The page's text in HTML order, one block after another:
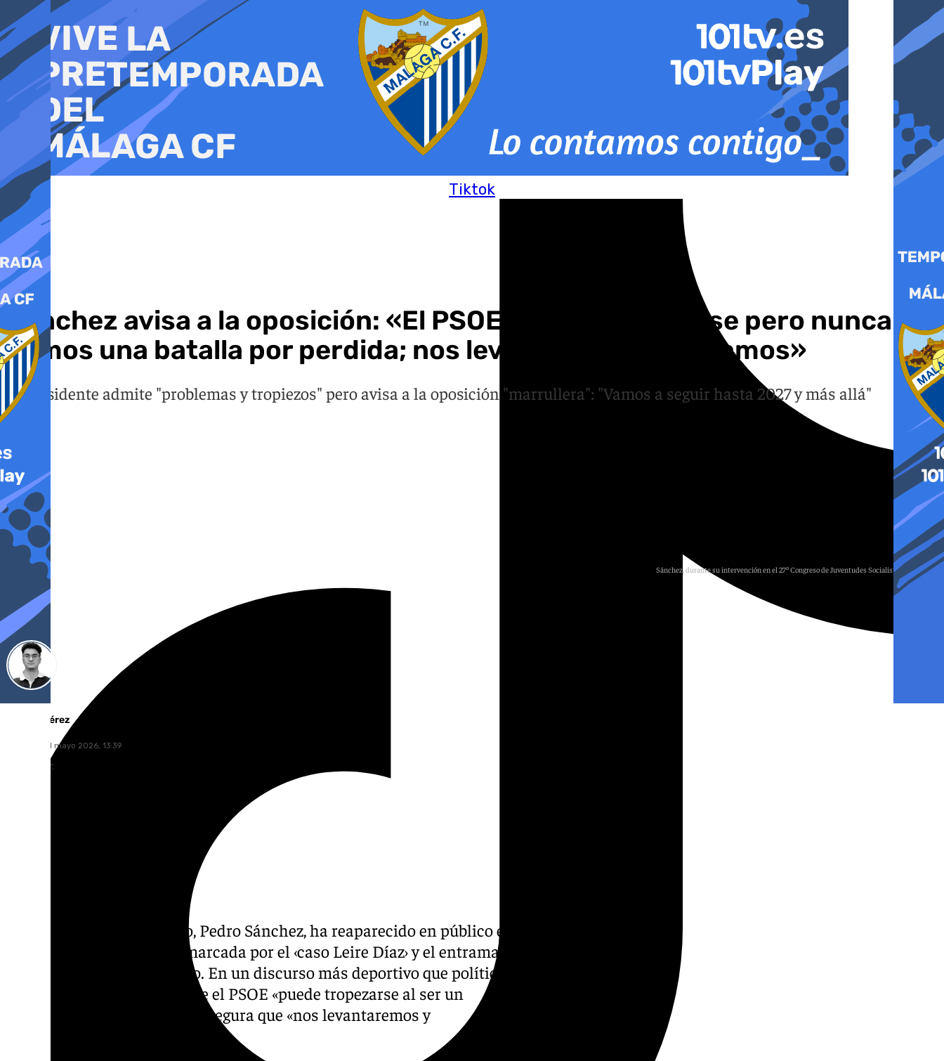
al
contenido
Tiktok
Política
Sánchez avisa a la oposición: «El PSOE puede tropezarse pero nunca
damos una batalla por perdida; nos levantamos y avanzamos»
El presidente admite "problemas y tropiezos" pero avisa a la oposición "marrullera": "Vamos a seguir hasta 2027 y más allá"
Sánchez, durante su intervención en el 27º Congreso de Juventudes Socialistas de España.
Ignacio Pérez
domingo, 31 mayo 2026, 13:39
Compartir:
El presidente del Gobierno, Pedro Sánchez, ha reaparecido en público en
España tras una semana marcada por el ‹caso Leire Díaz› y el entramado
judicial que afecta Zapatero. En un discurso más deportivo que político,
el socialista ha afirmado que el PSOE «puede tropezarse al ser un
proyecto humano», aunque asegura que «nos levantaremos y